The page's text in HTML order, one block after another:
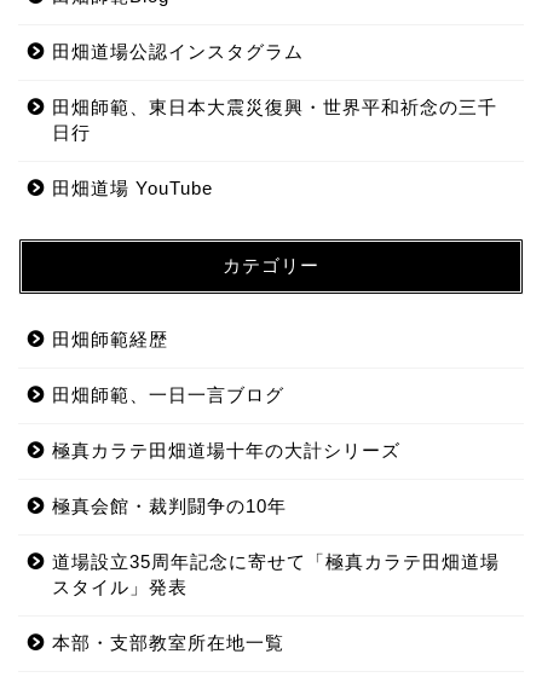
田畑道場公認インスタグラム
田畑師範、東日本大震災復興・世界平和祈念の三千
日行
田畑道場 YouTube
カテゴリー
田畑師範経歴
田畑師範、一日一言ブログ
極真カラテ田畑道場十年の大計シリーズ
極真会館・裁判闘争の10年
道場設立35周年記念に寄せて「極真カラテ田畑道場
スタイル」発表
本部・支部教室所在地一覧